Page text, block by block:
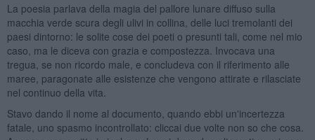
La poesia parlava della magia del pallore lunare diffuso sulla
macchia verde scura degli ulivi in collina, delle luci tremolanti dei
paesi dintorno: le solite cose dei poeti o presunti tali, come nel mio
caso, ma le diceva con grazia e compostezza. Invocava una
tregua, se non ricordo male, e concludeva con il riferimento alle
maree, paragonate alle esistenze che vengono attirate e rilasciate
nel continuo della vita.
Stavo dando il nome al documento, quando ebbi un'incertezza
fatale, uno spasmo incontrollato: cliccai due volte non so che cosa.